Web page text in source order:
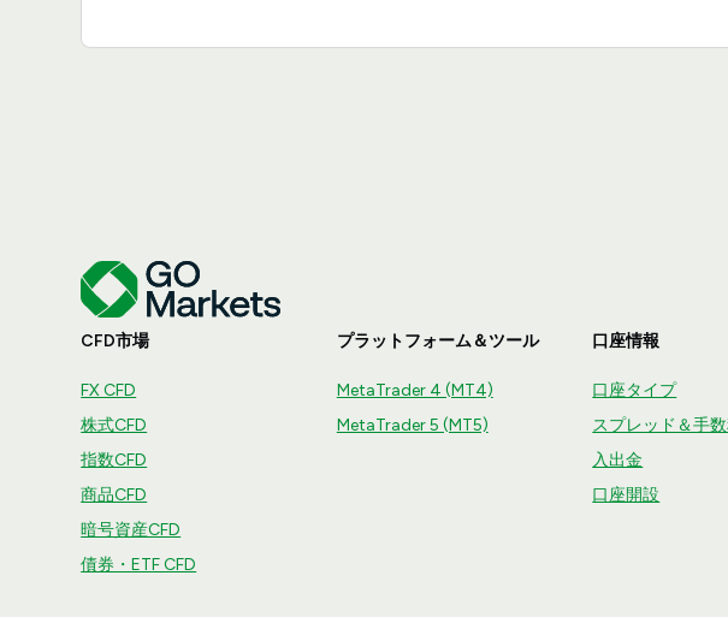
CFD市場
FX CFD
株式CFD
指数CFD
商品CFD
暗号資産CFD
債券・ETF CFD
プラットフォーム＆ツール
MetaTrader 4 (MT4)
MetaTrader 5 (MT5)
口座情報
口座タイプ
スプレッド＆手
入出金
口座開設